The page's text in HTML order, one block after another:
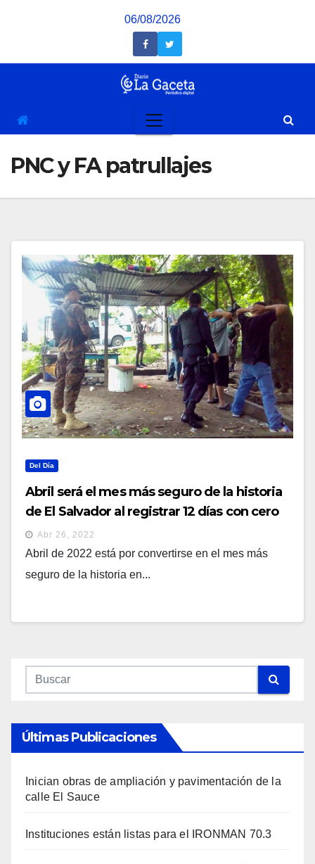
06/08/2026
PNC y FA patrullajes
Del Día
Abril será el mes más seguro de la historia
de El Salvador al registrar 12 días con cero
homicidios
Abr 26, 2022
Abril de 2022 está por convertirse en el mes más
seguro de la historia en...
Últimas Publicaciones
Inician obras de ampliación y pavimentación de la
calle El Sauce
Instituciones están listas para el IRONMAN 70.3